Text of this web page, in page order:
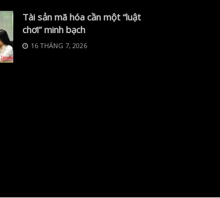
Tài sản mã hóa cần một “luật
chơi” minh bạch
16 THÁNG 7, 2026